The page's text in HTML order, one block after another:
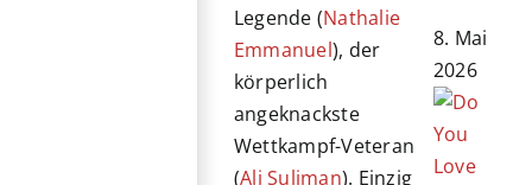
Legende (Nathalie
Emmanuel), der
körperlich
angeknackste
Wettkampf-Veteran
(Ali Suliman). Einzig
8. Mai
2026